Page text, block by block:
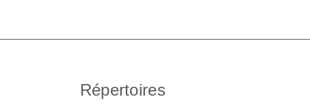
Répertoires